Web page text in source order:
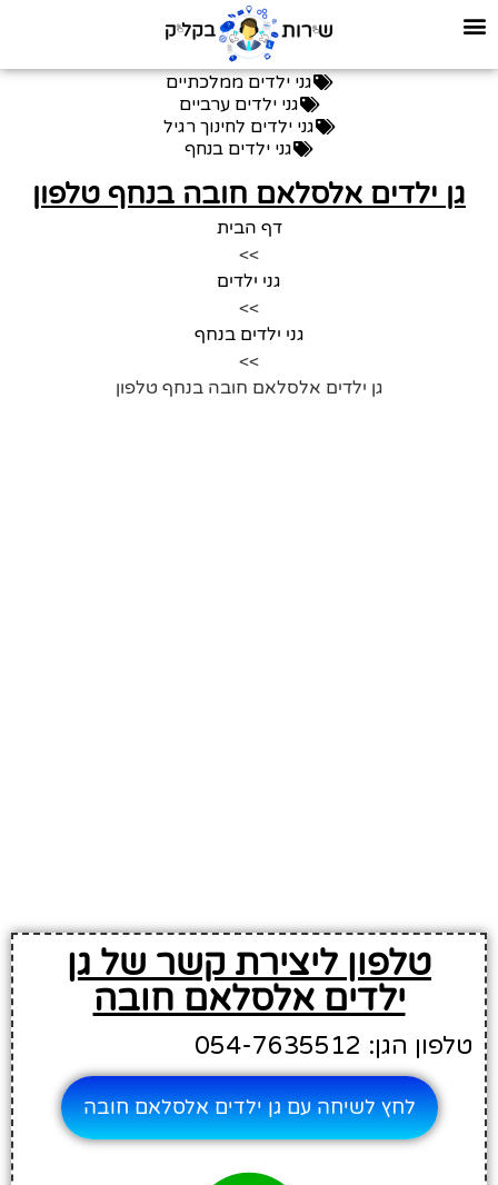
גני ילדים ממלכתיים
גני ילדים ערביים
גני ילדים לחינוך רגיל
גני ילדים בנחף
גן ילדים אלסלאם חובה בנחף טלפון
דף הבית
>>
גני ילדים
>>
גני ילדים בנחף
>>
גן ילדים אלסלאם חובה בנחף טלפון
טלפון ליצירת קשר של גן
ילדים אלסלאם חובה
טלפון הגן: 054-7635512
לחץ לשיחה עם גן ילדים אלסלאם חובה